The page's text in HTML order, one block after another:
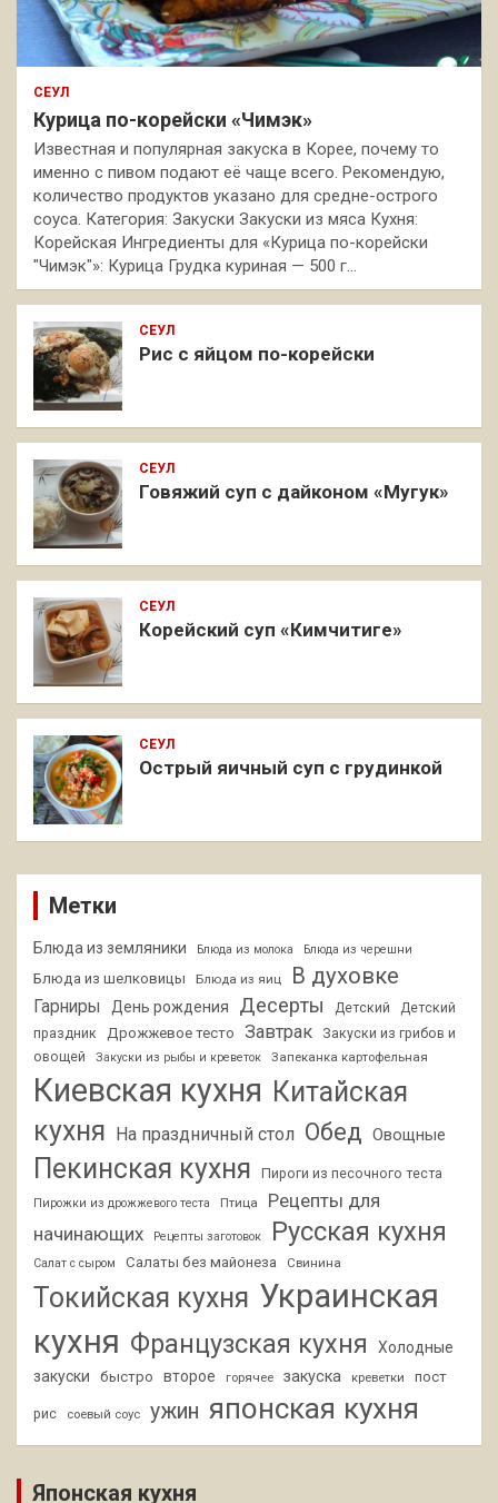
СЕУЛ
Курица по-корейски «Чимэк»
Известная и популярная закуска в Корее, почему то
именно с пивом подают её чаще всего. Рекомендую,
количество продуктов указано для средне-острого
соуса. Категория: Закуски Закуски из мяса Кухня:
Корейская Ингредиенты для «Курица по-корейски
"Чимэк"»: Курица Грудка куриная — 500 г…
СЕУЛ
Рис с яйцом по-корейски
СЕУЛ
Говяжий суп с дайконом «Мугук»
СЕУЛ
Корейский суп «Кимчитиге»
СЕУЛ
Острый яичный суп с грудинкой
Метки
Блюда из земляники Блюда из молока Блюда из черешни
Блюда из шелковицы Блюда из яиц В духовке
Гарниры День рождения Десерты Детский
Детский
праздник
Дрожжевое тесто Завтрак
Закуски из грибов и
овощей
Закуски из рыбы и креветок Запеканка картофельная
Киевская кухня Китайская
кухня На праздничный стол Обед Овощные
Пекинская кухня Пироги из песочного теста
Пирожки из дрожжевого теста Птица
Рецепты для
начинающих
Рецепты заготовок Русская кухня
Салат с сыром Салаты без майонеза Свинина
Токийская кухня Украинская
кухня Французская кухня
Холодные
закуски
быстро второе горячее закуска креветки пост
рис соевый соус ужин японская кухня
Японская кухня